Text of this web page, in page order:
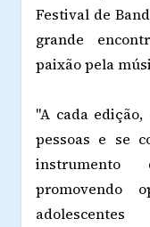
Festival de
grande
paixão pela
"A cada
pessoas e se
instrumento
promovendo